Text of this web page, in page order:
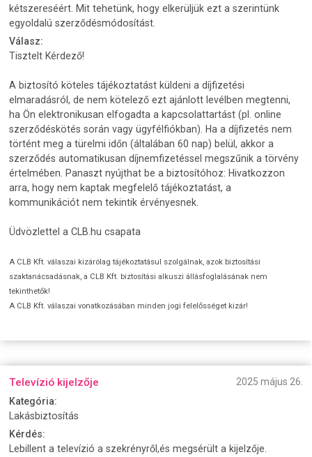
kétszereséért. Mit tehetünk, hogy elkerüljük ezt a szerintünk
egyoldalú szerződésmódosítást.
Válasz:
Tisztelt Kérdező!
A biztosító köteles tájékoztatást küldeni a díjfizetési
elmaradásról, de nem kötelező ezt ajánlott levélben megtenni,
ha Ön elektronikusan elfogadta a kapcsolattartást (pl. online
szerződéskötés során vagy ügyfélfiókban). Ha a díjfizetés nem
történt meg a türelmi időn (általában 60 nap) belül, akkor a
szerződés automatikusan díjnemfizetéssel megszűnik a törvény
értelmében. Panaszt nyújthat be a biztosítóhoz: Hivatkozzon
arra, hogy nem kaptak megfelelő tájékoztatást, a
kommunikációt nem tekintik érvényesnek.
Üdvözlettel a CLB.hu csapata
A CLB Kft. válaszai kizárólag tájékoztatásul szolgálnak, azok biztosítási
szaktanácsadásnak, a CLB Kft. biztosítási alkuszi állásfoglalásának nem
tekinthetők!
A CLB Kft. válaszai vonatkozásában minden jogi felelősséget kizár!
Televízió kijelzője
2025 május 26.
Kategória:
Lakásbiztosítás
Kérdés:
Lebillent a televízió a szekrényről,és megsérült a kijelzője.